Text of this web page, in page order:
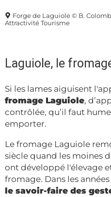
Forge de Laguiole © B.
Attractivité Tourisme
Laguiole, le
Si les lames aiguisent
fromage Laguiole,
contrôlée, qu’il faut
emporter.
Le fromage Laguiole
siècle quand les moines
ont développé l'élevage
fromage. Dans les
le savoir-faire des